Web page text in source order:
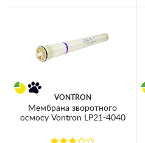
VONTRON
Мембрана зворотного
осмосу Vontron LP21-4040